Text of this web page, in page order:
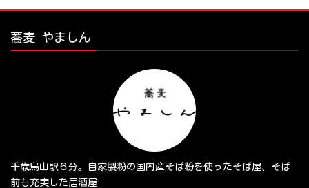
蕎麦 やましん
千歳烏山駅６分。自家製粉の国内産そば粉を使ったそば屋、そば
前も充実した居酒屋